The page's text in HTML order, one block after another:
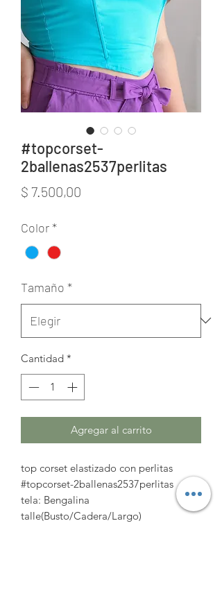
#topcorset-
2ballenas2537perlitas
$ 7.500,00
Color*
Tamaño *
Cantidad *
Agregar al carrito
top corset elastizado con perlitas
#topcorset-2ballenas2537perlitas
tela: Bengalina
talle(Busto/Cadera/Largo)